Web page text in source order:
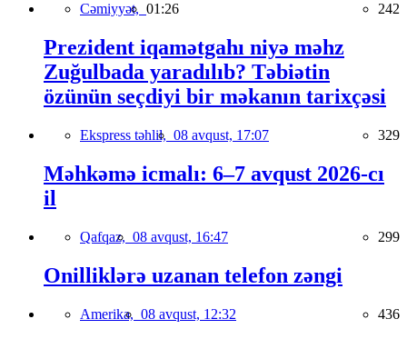
Cəmiyyət, 01:26 242
Prezident iqamətgahı niyə məhz
Zuğulbada yaradılıb? Təbiətin
özünün seçdiyi bir məkanın tarixçəsi
Ekspress təhlil, 08 avqust, 17:07 329
Məhkəmə icmalı: 6–7 avqust 2026-cı
il
Qafqaz, 08 avqust, 16:47 299
Onilliklərə uzanan telefon zəngi
Amerika, 08 avqust, 12:32 436